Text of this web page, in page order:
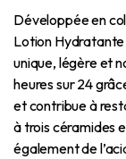
Développée en
Lotion
unique, légère et
heures sur 24
et contribue à
à trois céramides
également de